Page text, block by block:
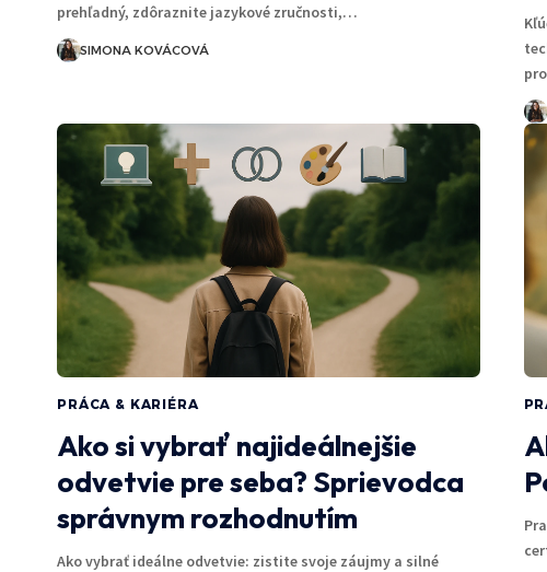
prehľadný, zdôraznite jazykové zručnosti,…
SIMONA KOVÁCOVÁ
PRÁCA & KARIÉRA
Ako si vybrať najideálnejšie
odvetvie pre seba? Sprievodca
správnym rozhodnutím
Ako vybrať ideálne odvetvie: zistite svoje záujmy a silné